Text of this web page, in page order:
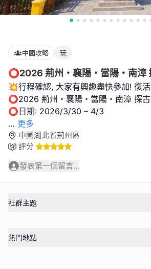
中國攻略 玩
⭕2026 荊州・襄陽・當陽・南漳
💥行程確認, 大家有興趣盡快參加! 復
⭕2026 荊州・襄陽・當陽・南漳 探
... 更多
中國湖北省荊州區
評分
發表第一個留言...
社群主題
熱門地點